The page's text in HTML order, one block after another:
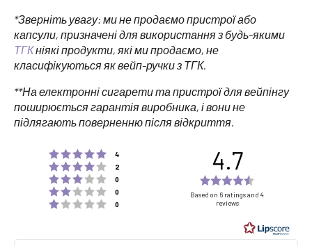
*Зверніть увагу: ми не продаємо пристрої або
капсули, призначені для використання з будь-якими
ТГКніякі продукти, які ми продаємо, не
класифікуються як вейп-ручки з ТГК.
**На електронні сигарети та пристрої для вейпінгу
поширюється гарантія виробника, і вони не
підлягають поверненню після відкриття.
Rating 5 out of 5 stars
4
Rating 4 out of 5 stars
2
Rating 3 out of 5 stars
0
Rating 2 out of 5 stars
0
Rating 1 out of 5 stars
0
4.7
4.7
of
5
Based on 6 ratings and 4
reviews